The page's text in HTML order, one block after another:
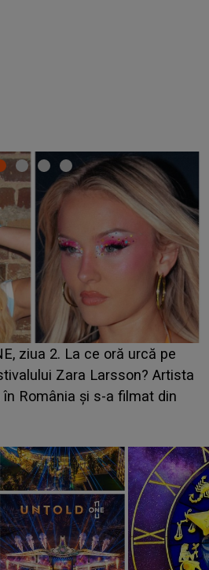
din "Casa Iubirii" l-a
Emanuel. CINE ESTE
Aflându-se în fața
IMEDIAT: "Am